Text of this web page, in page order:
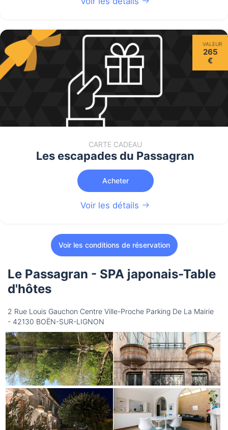
VALEUR
265
€
CARTE CADEAU
Les escapades du Passagran
Acheter
Voir les détails
Voir les conditions de réservation
Le Passagran - SPA japonais-Table
d'hôtes
2 Rue Louis Gauchon Centre Ville-Proche Parking De La Mairie
- 42130 BOËN-SUR-LIGNON